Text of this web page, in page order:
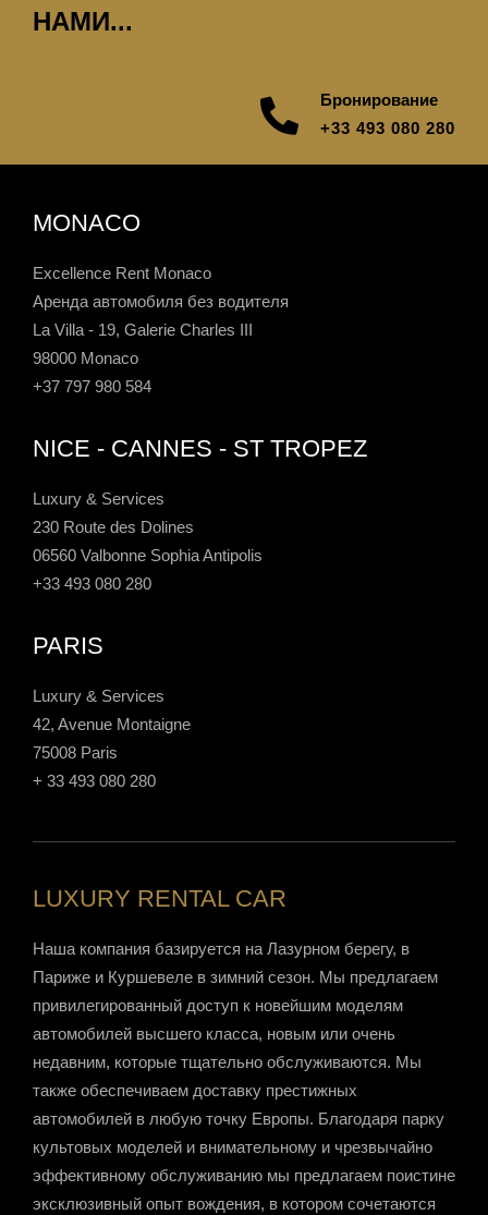
НАМИ...
Бронирование
+33 493 080 280
MONACO
Excellence Rent Monaco
Аренда автомобиля без водителя
La Villa - 19, Galerie Charles III
98000 Monaco
+37 797 980 584
NICE - CANNES - ST TROPEZ
Luxury & Services
230 Route des Dolines
06560 Valbonne Sophia Antipolis
+33 493 080 280
PARIS
Luxury & Services
42, Avenue Montaigne
75008 Paris
+ 33 493 080 280
LUXURY RENTAL CAR
Наша компания базируется на Лазурном берегу, в
Париже и Куршевеле в зимний сезон. Мы предлагаем
привилегированный доступ к новейшим моделям
автомобилей высшего класса, новым или очень
недавним, которые тщательно обслуживаются. Мы
также обеспечиваем доставку престижных
автомобилей в любую точку Европы. Благодаря парку
культовых моделей и внимательному и чрезвычайно
эффективному обслуживанию мы предлагаем поистине
эксклюзивный опыт вождения, в котором сочетаются